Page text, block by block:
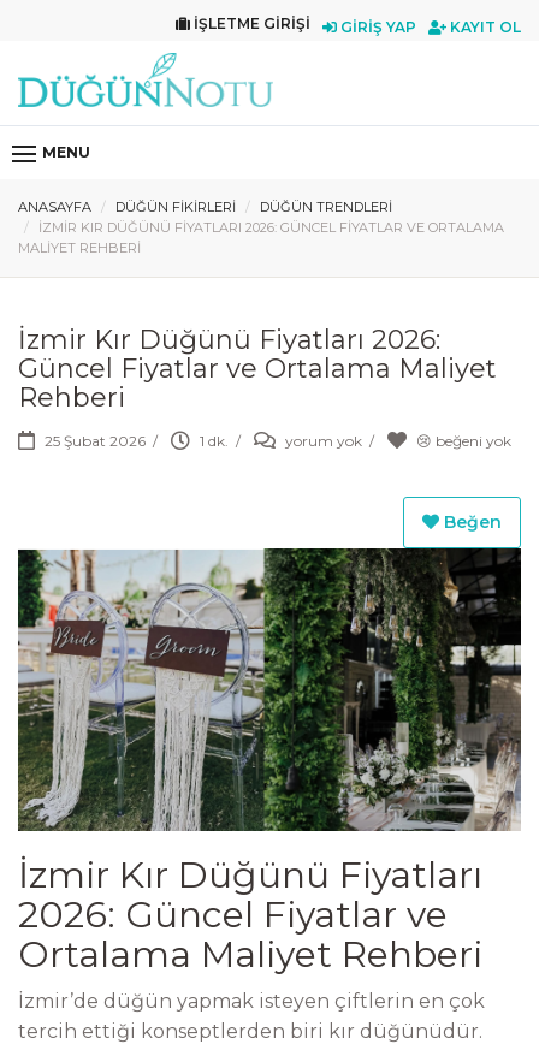
İŞLETME GIRIŞI GIRIŞ YAP KAYIT OL
MENU
ANASAYFA DÜĞÜN FIKIRLERI
DÜĞÜN TRENDLERI
İZMIR KIR DÜĞÜNÜ FIYATLARI 2026: GÜNCEL FIYATLAR VE ORTALAMA
MALIYET REHBERI
İzmir Kır Düğünü Fiyatları 2026:
Güncel Fiyatlar ve Ortalama Maliyet
Rehberi
25 Şubat 2026 / 1 dk. / yorum yok / 😢 beğeni yok
Beğen
İzmir Kır Düğünü Fiyatları
2026: Güncel Fiyatlar ve
Ortalama Maliyet Rehberi
İzmir’de düğün yapmak isteyen çiftlerin en çok
tercih ettiği konseptlerden biri kır düğünüdür.